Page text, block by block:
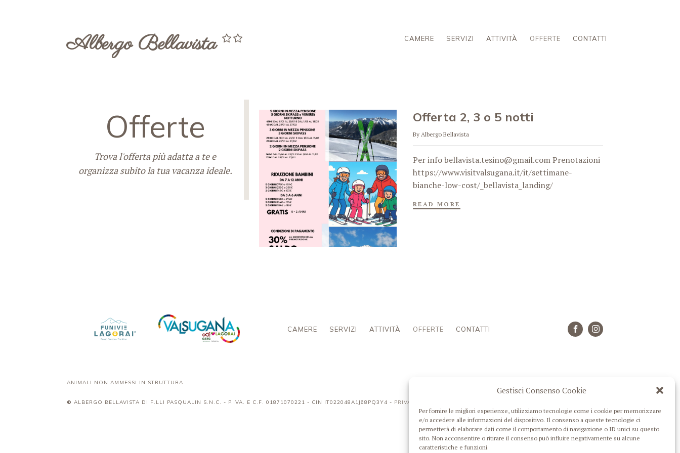
Gestisci Consenso Cookie
Per fornire le migliori esperienze, utilizziamo tecnologie come i cookie per memorizzare
e/o accedere alle informazioni del dispositivo. Il consenso a queste tecnologie ci
permetterà di elaborare dati come il comportamento di navigazione o ID unici su questo
sito. Non acconsentire o ritirare il consenso può influire negativamente su alcune
caratteristiche e funzioni.
Albergo Bellavista CAMERE SERVIZI ATTIVITÀ OFFERTE CONTATTI
Offerte
Trova l'offerta più adatta a te e
organizza subito la tua vacanza ideale.
Offerta 2, 3 o 5 notti
By Albergo Bellavista
Per info bellavista.tesino@gmail.com Prenotazioni
https://www.visitvalsugana.it/it/settimane-
bianche-low-cost/_bellavista_landing/
READ MORE
CAMERE SERVIZI ATTIVITÀ OFFERTE CONTATTI
ANIMALI NON AMMESSI IN STRUTTURA
© ALBERGO BELLAVISTA DI F.LLI PASQUALIN S.N.C. - P.IVA. E C.F. 01871070221 - CIN IT022048A1J68PQ3Y4 - PRIVACY POLICY